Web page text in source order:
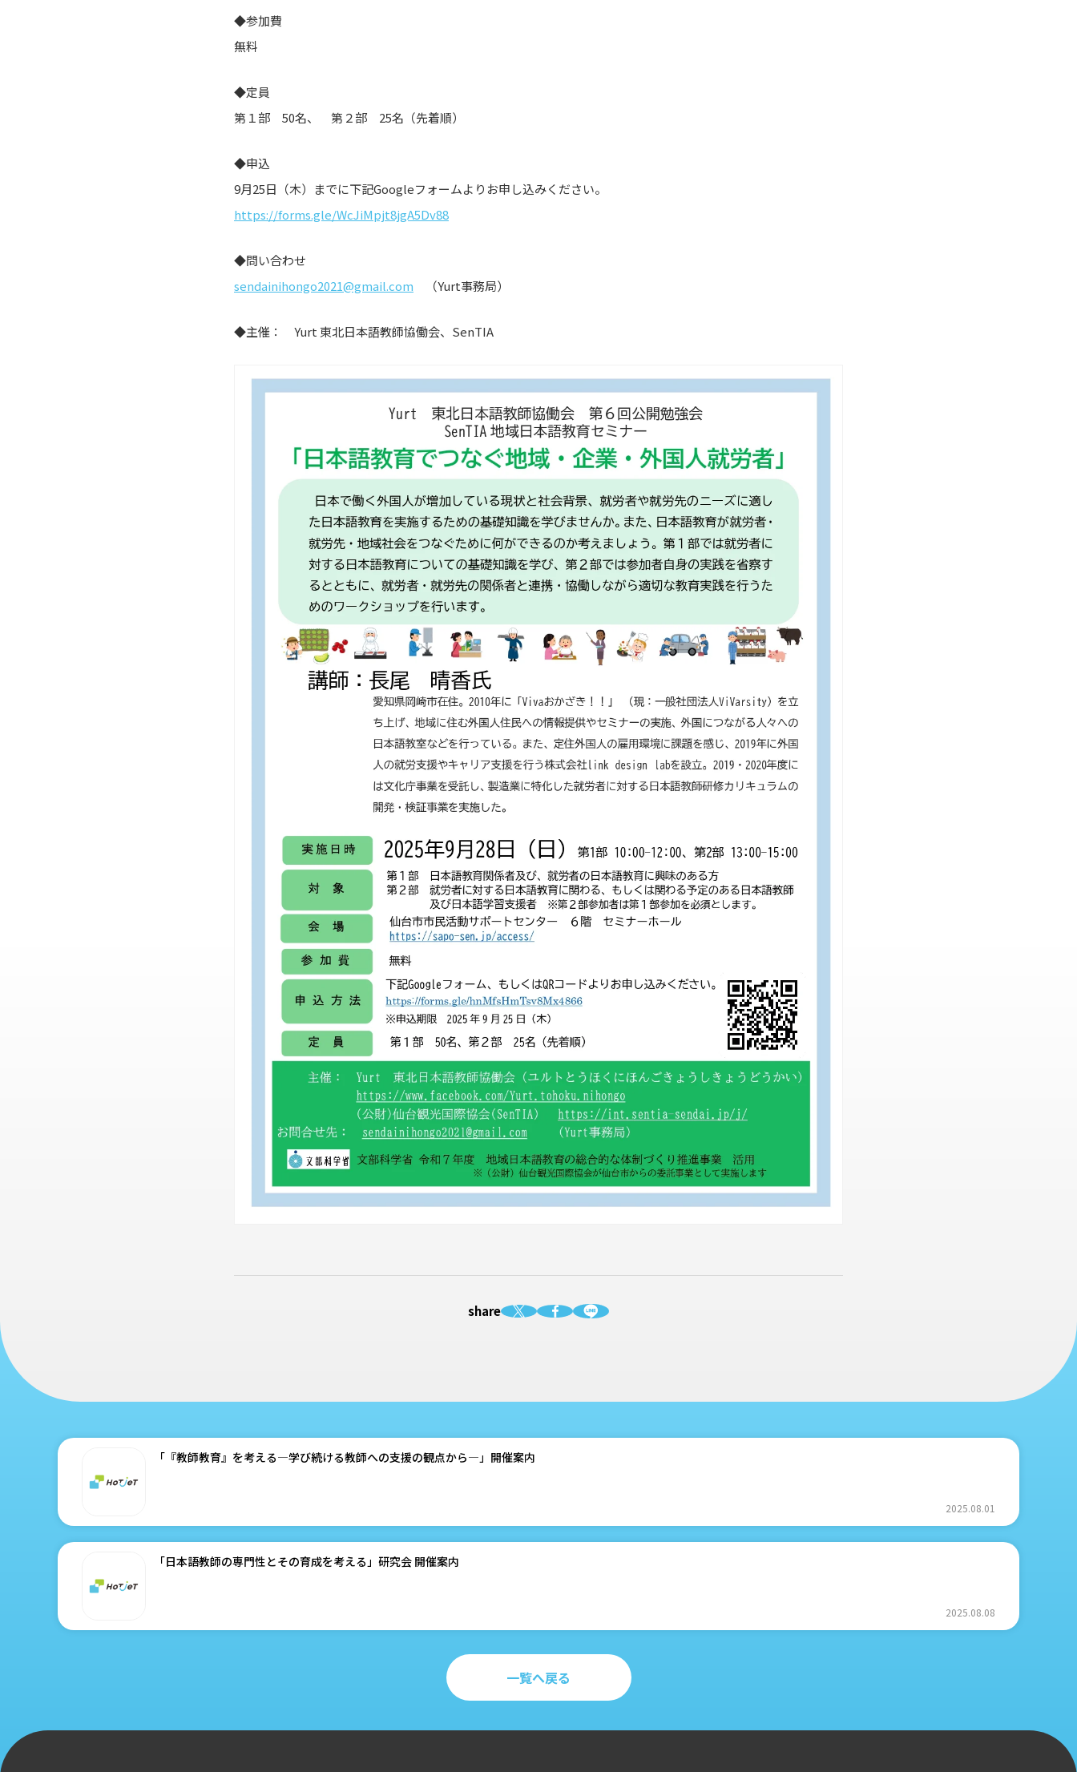
◆参加費
無料
◆定員
第１部 50名、 第２部 25名（先着順）
◆申込
9月25日（木）までに下記Googleフォームよりお申し込みください。
https://forms.gle/WcJiMpjt8jgA5Dv88
◆問い合わせ
sendainihongo2021@gmail.com （Yurt事務局）
◆主催： Yurt 東北日本語教師協働会、SenTIA
share
「『教師教育』を考える―学び続ける教師への支援の観点から―」開催案内
2025.08.01
「日本語教師の専門性とその育成を考える」研究会 開催案内
2025.08.08
一覧へ戻る